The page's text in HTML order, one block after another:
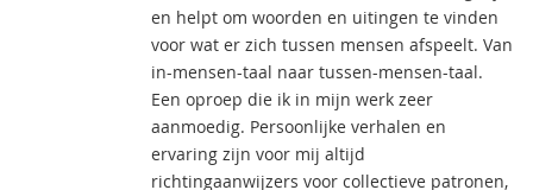
en helpt om woorden en uitingen te vinden
voor wat er zich tussen mensen afspeelt. Van
in-mensen-taal naar tussen-mensen-taal.
Een oproep die ik in mijn werk zeer
aanmoedig. Persoonlijke verhalen en
ervaring zijn voor mij altijd
richtingaanwijzers voor collectieve patronen,